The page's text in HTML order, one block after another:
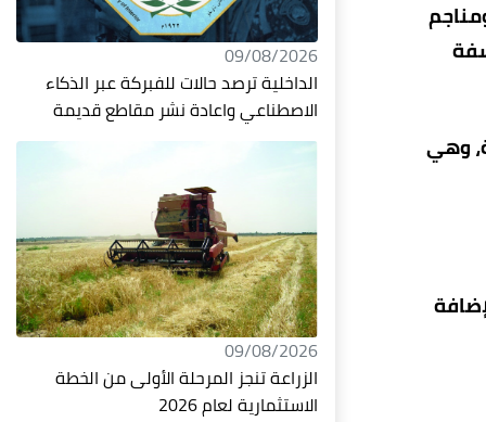
خريج هندسة نفط ومناجم
وهي
09/08/2026
الداخلية ترصد حالات للفبركة عبر الذكاء
الاصطناعي واعادة نشر مقاطع قديمة
09/08/2026
الزراعة تنجز المرحلة الأولى من الخطة
الاستثمارية لعام 2026